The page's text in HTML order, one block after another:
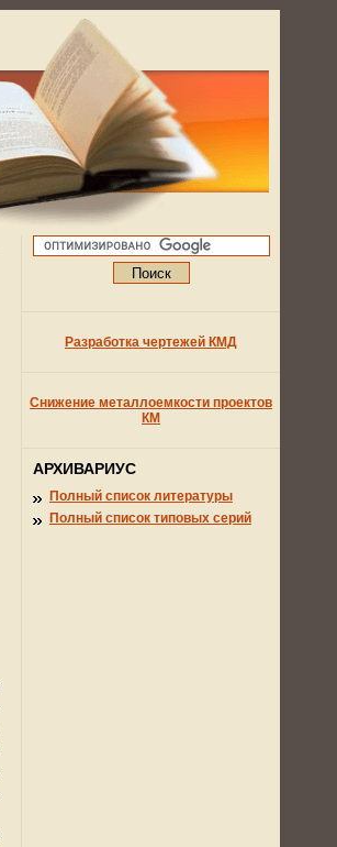
Разработка чертежей КМД
Снижение металлоемкости проектов
КМ
АРХИВАРИУС
Полный список литературы
Полный список типовых серий